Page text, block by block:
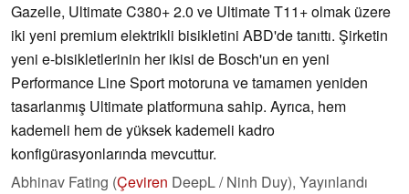
Gazelle, Ultimate C380+ 2.0 ve Ultimate T11+ olmak üzere
iki yeni premium elektrikli bisikletini ABD'de tanıttı. Şirketin
yeni e-bisikletlerinin her ikisi de Bosch'un en yeni
Performance Line Sport motoruna ve tamamen yeniden
tasarlanmış Ultimate platformuna sahip. Ayrıca, hem
kademeli hem de yüksek kademeli kadro
konfigürasyonlarında mevcuttur.
Abhinav Fating (Çeviren DeepL / Ninh Duy), Yayınlandı